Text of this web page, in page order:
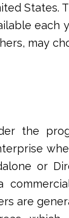
States.
may
the
or
are